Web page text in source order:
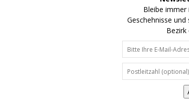
Bleibe
Geschehnisse
Bezirk